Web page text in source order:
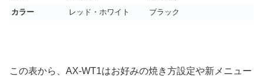
カラー
レッド・ホワイト ブラック
この表から、AX-WT1はお好みの焼き方設定や新メニュー